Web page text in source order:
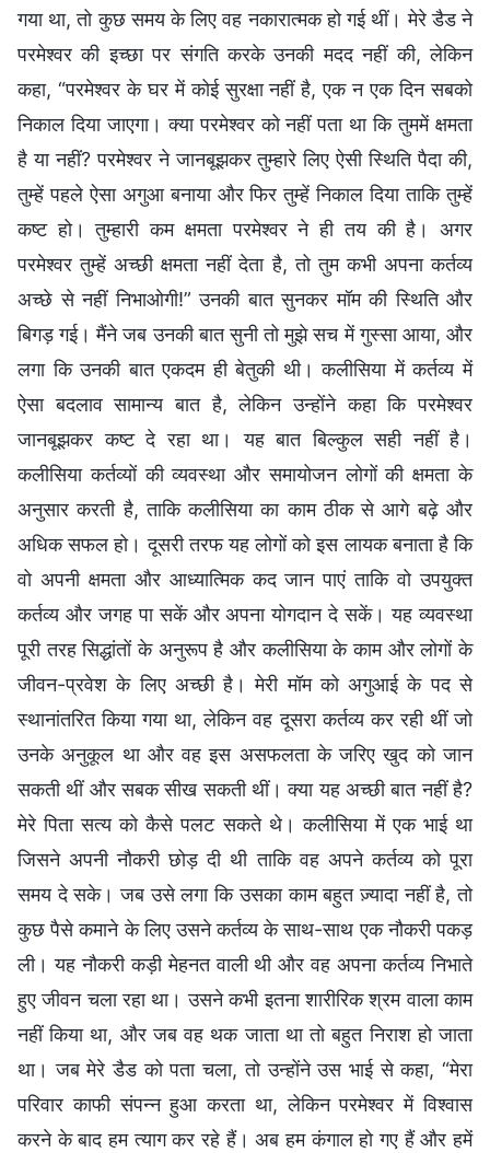
गया था, तो कुछ समय के लिए वह नकारात्मक हो गई थीं। मेरे डैड ने
परमेश्वर की इच्छा पर संगति करके उनकी मदद नहीं की, लेकिन
कहा, “परमेश्वर के घर में कोई सुरक्षा नहीं है, एक न एक दिन सबको
निकाल दिया जाएगा। क्या परमेश्वर को नहीं पता था कि तुममें क्षमता
है या नहीं? परमेश्वर ने जानबूझकर तुम्हारे लिए ऐसी स्थिति पैदा की,
तुम्हें पहले ऐसा अगुआ बनाया और फिर तुम्हें निकाल दिया ताकि तुम्हें
कष्ट हो। तुम्हारी कम क्षमता परमेश्वर ने ही तय की है। अगर
परमेश्वर तुम्हें अच्छी क्षमता नहीं देता है, तो तुम कभी अपना कर्तव्य
अच्छे से नहीं निभाओगी!” उनकी बात सुनकर मॉम की स्थिति और
बिगड़ गई। मैंने जब उनकी बात सुनी तो मुझे सच में गुस्सा आया, और
लगा कि उनकी बात एकदम ही बेतुकी थी। कलीसिया में कर्तव्य में
ऐसा बदलाव सामान्य बात है, लेकिन उन्होंने कहा कि परमेश्वर
जानबूझकर कष्ट दे रहा था। यह बात बिल्कुल सही नहीं है।
कलीसिया कर्तव्यों की व्यवस्था और समायोजन लोगों की क्षमता के
अनुसार करती है, ताकि कलीसिया का काम ठीक से आगे बढ़े और
अधिक सफल हो। दूसरी तरफ यह लोगों को इस लायक बनाता है कि
वो अपनी क्षमता और आध्यात्मिक कद जान पाएं ताकि वो उपयुक्त
कर्तव्य और जगह पा सकें और अपना योगदान दे सकें। यह व्यवस्था
पूरी तरह सिद्धांतों के अनुरूप है और कलीसिया के काम और लोगों के
जीवन-प्रवेश के लिए अच्छी है। मेरी मॉम को अगुआई के पद से
स्थानांतरित किया गया था, लेकिन वह दूसरा कर्तव्य कर रही थीं जो
उनके अनुकूल था और वह इस असफलता के जरिए खुद को जान
सकती थीं और सबक सीख सकती थीं। क्या यह अच्छी बात नहीं है?
मेरे पिता सत्य को कैसे पलट सकते थे। कलीसिया में एक भाई था
जिसने अपनी नौकरी छोड़ दी थी ताकि वह अपने कर्तव्य को पूरा
समय दे सके। जब उसे लगा कि उसका काम बहुत ज़्यादा नहीं है, तो
कुछ पैसे कमाने के लिए उसने कर्तव्य के साथ-साथ एक नौकरी पकड़
ली। यह नौकरी कड़ी मेहनत वाली थी और वह अपना कर्तव्य निभाते
हुए जीवन चला रहा था। उसने कभी इतना शारीरिक श्रम वाला काम
नहीं किया था, और जब वह थक जाता था तो बहुत निराश हो जाता
था। जब मेरे डैड को पता चला, तो उन्होंने उस भाई से कहा, “मेरा
परिवार काफी संपन्न हुआ करता था, लेकिन परमेश्वर में विश्वास
करने के बाद हम त्याग कर रहे हैं। अब हम कंगाल हो गए हैं और हमें